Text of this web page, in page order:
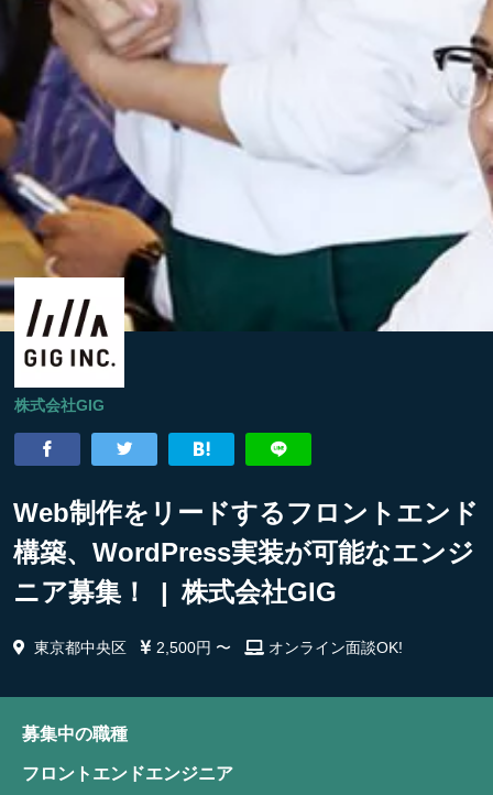
株式会社GIG
Web制作をリードするフロントエンド
構築、WordPress実装が可能なエンジ
ニア募集！ | 株式会社GIG
東京都中央区 2,500円 〜 オンライン面談OK!
募集中の職種
フロントエンドエンジニア